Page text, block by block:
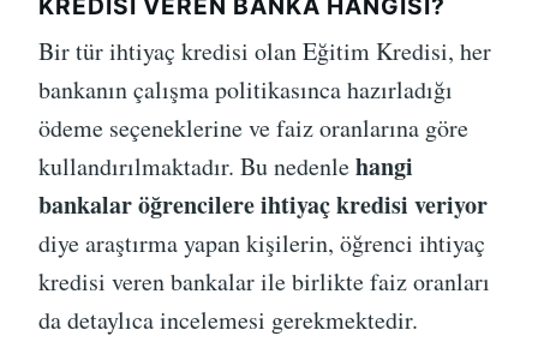
KREDISI VEREN BANKA HANGISI?
Bir tür ihtiyaç kredisi olan Eğitim Kredisi, her
bankanın çalışma politikasınca hazırladığı
ödeme seçeneklerine ve faiz oranlarına göre
kullandırılmaktadır. Bu nedenlehangi
bankalar öğrencilere ihtiyaç kredisi veriyor
diye araştırma yapan kişilerin, öğrenci ihtiyaç
kredisi veren bankalar ile birlikte faiz oranları
da detaylıca incelemesi gerekmektedir.